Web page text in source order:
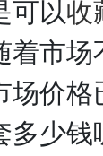
可以收
市场
价格
多少钱